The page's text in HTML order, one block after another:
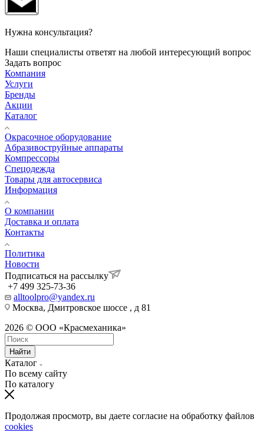
Нужна консультация?
Наши специалисты ответят на любой интересующий вопрос
Задать вопрос
Компания
Услуги
Бренды
Акции
Каталог
Окрасочное оборудование
Aбразивоструйные аппараты
Компрессоры
Спецодежда
Товары для автосервиса
Информация
О компании
Доставка и оплата
Контакты
Политика
Новости
Подписаться на рассылку
+7 499 325-73-36
alltoolpro@yandex.ru
Москва, Дмитровское шоссе , д 81
2026 © ООО «Красмеханика»
Найти
Каталог
По всему сайту
По каталогу
Продолжая просмотр, вы даете согласие на обработку файлов
cookies